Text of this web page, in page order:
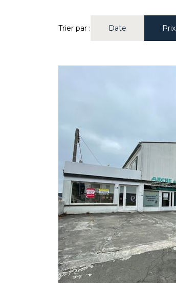
Trier par : Date